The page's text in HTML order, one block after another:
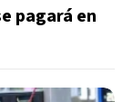
pagará en